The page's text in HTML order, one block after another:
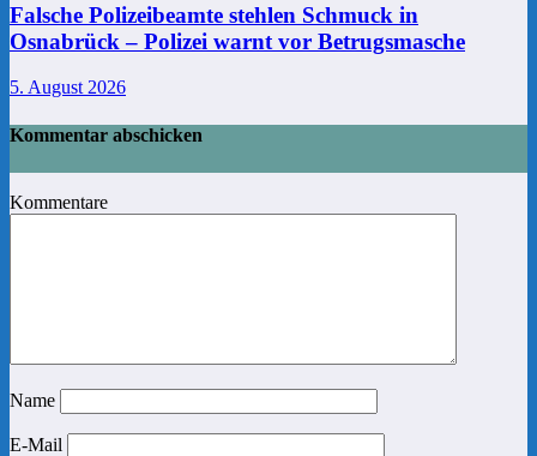
Falsche Polizeibeamte stehlen Schmuck in
Osnabrück – Polizei warnt vor Betrugsmasche
5. August 2026
Kommentar abschicken
Kommentare
Name
E-Mail